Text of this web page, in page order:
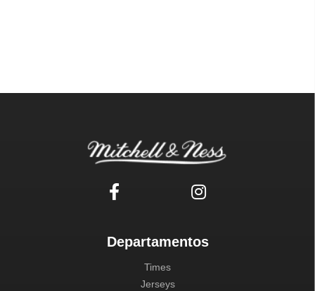
Departamentos
Times
Jerseys